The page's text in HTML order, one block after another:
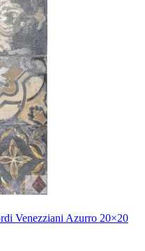
Venezziani Azurro 20×20